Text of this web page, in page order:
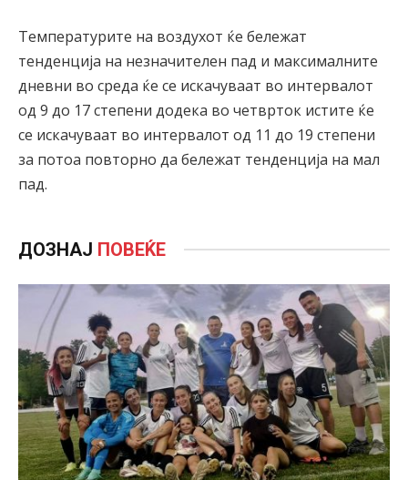
Температурите на воздухот ќе бележат
тенденција на незначителен пад и максималните
дневни во среда ќе се искачуваат во интервалот
од 9 до 17 степени додека во четврток истите ќе
се искачуваат во интервалот од 11 до 19 степени
за потоа повторно да бележат тенденција на мал
пад.
ДОЗНАЈ ПОВЕЌЕ